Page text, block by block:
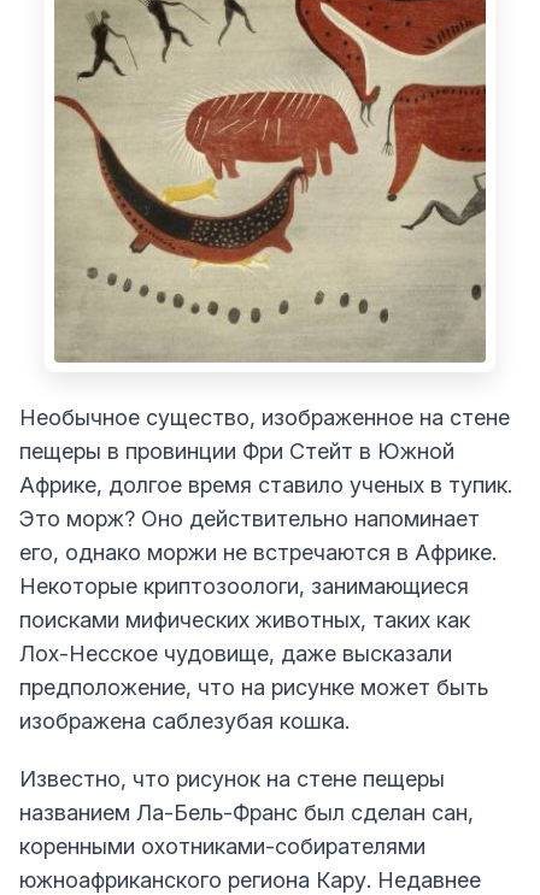
Необычное существо, изображенное на стене
пещеры в провинции Фри Стейт в Южной
Африке, долгое время ставило ученых в тупик.
Это морж? Оно действительно напоминает
его, однако моржи не встречаются в Африке.
Некоторые криптозоологи, занимающиеся
поисками мифических животных, таких как
Лох-Несское чудовище, даже высказали
предположение, что на рисунке может быть
изображена саблезубая кошка.
Известно, что рисунок на стене пещеры
названием Ла-Бель-Франс был сделан сан,
коренными охотниками-собирателями
южноафриканского региона Кару. Недавнее